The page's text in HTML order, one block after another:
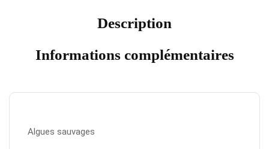
Description
Informations complémentaires
Algues sauvages